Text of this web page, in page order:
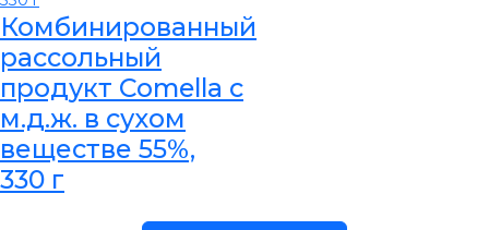
Комбинированный
рассольный
продукт Comella с
м.д.ж. в сухом
веществе 55%,
330 г